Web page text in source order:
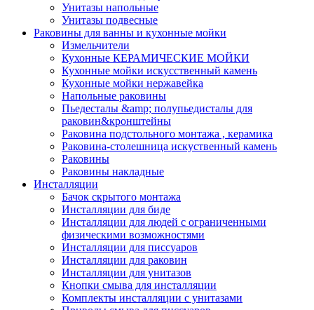
Унитазы напольные
Унитазы подвесные
Раковины для ванны и кухонные мойки
Измельчители
Кухонные КЕРАМИЧЕСКИЕ МОЙКИ
Кухонные мойки искусственный камень
Кухонные мойки нержавейка
Напольные раковины
Пьедесталы &amp; полупьедисталы для
раковин&кронштейны
Раковина подстольного монтажа , керамика
Раковина-столешница искуственный камень
Раковины
Раковины накладные
Инсталляции
Бачок скрытого монтажа
Инсталляции для биде
Инсталляции для людей с ограниченными
физическими возможностями
Инсталляции для писсуаров
Инсталляции для раковин
Инсталляции для унитазов
Кнопки смыва для инсталляции
Комплекты инсталляции с унитазами